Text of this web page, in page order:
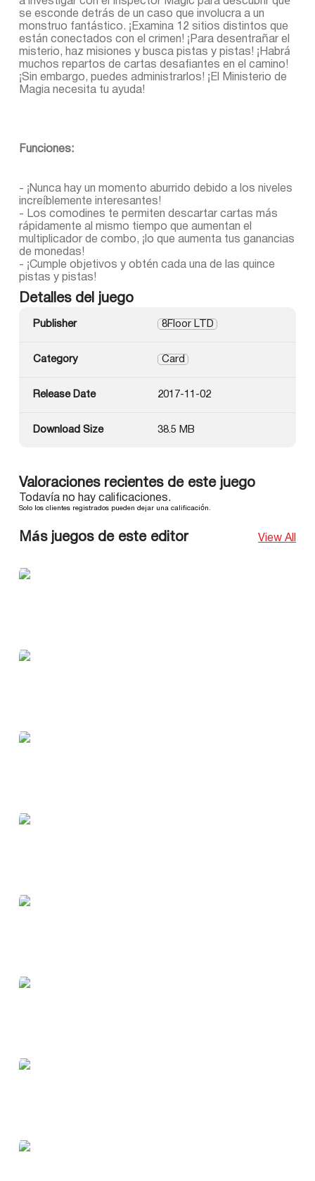
se esconde detrás de un caso que involucra a un
monstruo fantástico. ¡Examina 12 sitios distintos que
están conectados con el crimen! ¡Para desentrañar el
misterio, haz misiones y busca pistas y pistas! ¡Habrá
muchos repartos de cartas desafiantes en el camino!
¡Sin embargo, puedes administrarlos! ¡El Ministerio de
Magia necesita tu ayuda!
Funciones:
- ¡Nunca hay un momento aburrido debido a los niveles
increíblemente interesantes!
- Los comodines te permiten descartar cartas más
rápidamente al mismo tiempo que aumentan el
multiplicador de combo, ¡lo que aumenta tus ganancias
de monedas!
- ¡Cumple objetivos y obtén cada una de las quince
pistas y pistas!
Detalles del juego
Publisher 8Floor LTD
Category Card
Release Date 2017-11-02
Download Size 38.5 MB
Valoraciones recientes de este juego
Todavía no hay calificaciones.
Solo los clientes registrados pueden dejar una calificación.
Más juegos de este editor View All